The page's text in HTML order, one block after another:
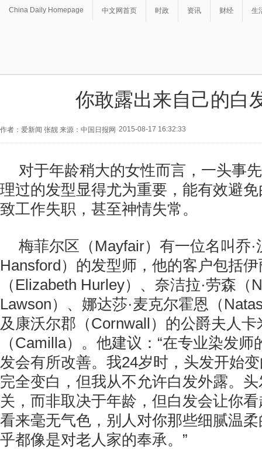
China Daily Homepage 中文网首页 时政 资讯 财经 生
你敢露出来自己的白
作者：爱新闻 张靓 来源：中国日报网 2015-08-17 16:32:33
对于年龄稍大的女性而言，一头事
理过的发型显得尤为重要，能有效避
致工作失职，甚至神情失常。
梅菲尔区（Mayfair）有一位名叫乔
Hansford）的发型师，他的客户包括
（Elizabeth Hurley）、奈洁拉·劳森（
Lawson）、娜达莎·麦克尔霍恩（
及康沃尔郡（Cornwall）的公爵夫人卡
（Camilla）。他建议：“在专业染发
发会有所改善。我24岁时，头发开始
完全变白，但我从不允许白发外露。
关，而非取决于年龄，但白发会让你
看来毫无气色，别人对你那些细腻温
乎都像是对老人家的奉承。”